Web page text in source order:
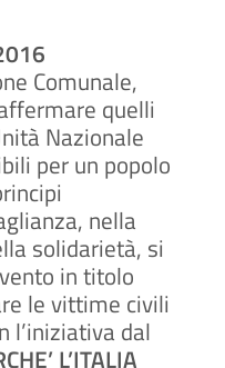
Comunale,
quelli
Nazionale
per un popolo
nella
solidarietà, si
in titolo
le vittime civili
l’iniziativa dal
L’ITALIA